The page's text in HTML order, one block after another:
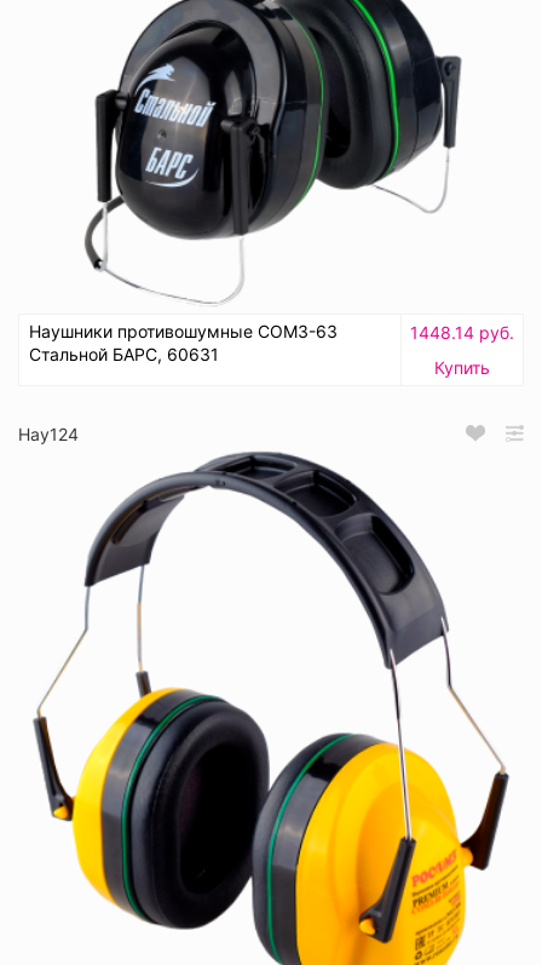
Наушники противошумные СОМЗ-63
Стальной БАРС, 60631
1448.14 руб.
Купить
Нау124